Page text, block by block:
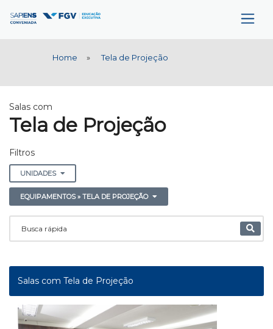
Home » Tela de Projeção
Salas com
Tela de Projeção
Filtros
UNIDADES
EQUIPAMENTOS » TELA DE PROJEÇÃO
Salas com Tela de Projeção